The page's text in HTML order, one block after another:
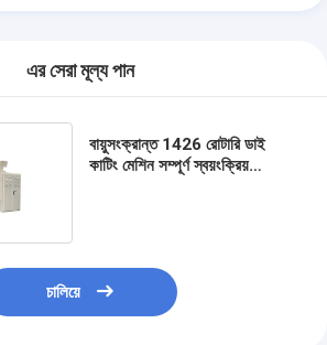
এর সেরা মূল্য পান
বায়ুসংক্রান্ত 1426 রোটারি ডাই
কাটিং মেশিন সম্পূর্ণ স্বয়ংক্রিয়
চালিয়ে